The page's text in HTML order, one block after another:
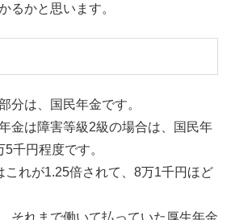
るかと思います。
分は、国民年金です。
金は障害等級2級の場合は、国民年
千円程度です。
これが1.25倍されて、8万1千円ほど
それまで働いて払っていた厚生年金